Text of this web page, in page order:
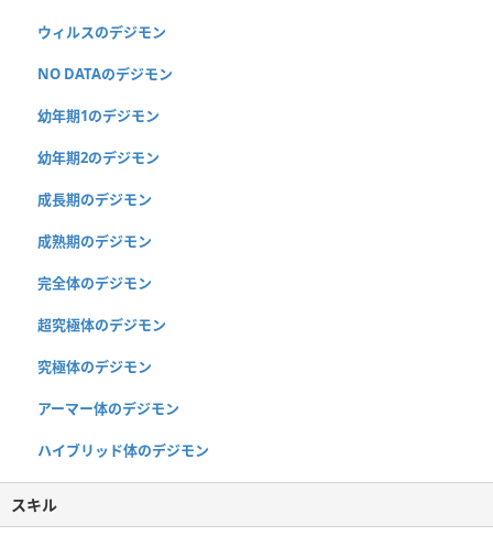
ウィルスのデジモン
NO DATAのデジモン
幼年期1のデジモン
幼年期2のデジモン
成長期のデジモン
成熟期のデジモン
完全体のデジモン
超究極体のデジモン
究極体のデジモン
アーマー体のデジモン
ハイブリッド体のデジモン
スキル